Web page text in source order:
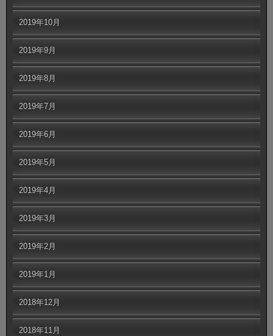
2019年10月
2019年9月
2019年8月
2019年7月
2019年6月
2019年5月
2019年4月
2019年3月
2019年2月
2019年1月
2018年12月
2018年11月